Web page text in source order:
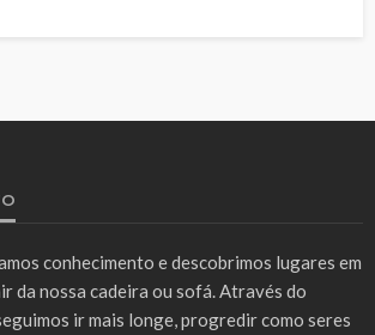
conhecimento e descobrimos lugares em
da nossa cadeira ou sofá. Através do
ir mais longe, progredir como seres